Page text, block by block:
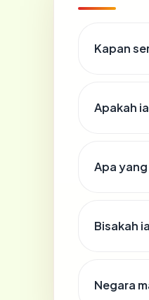
Kapan
Apakah
Apa
Bisakah
Negara